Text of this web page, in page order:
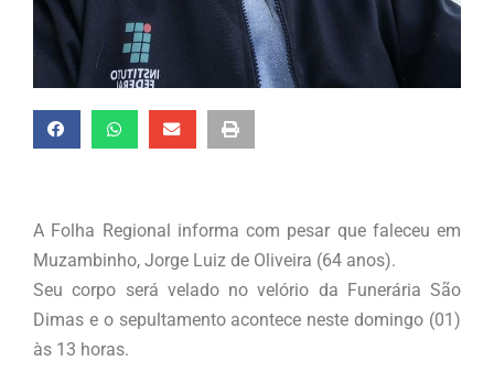
A Folha Regional informa com pesar que faleceu em
Muzambinho, Jorge Luiz de Oliveira (64 anos).
Seu corpo será velado no velório da Funerária São
Dimas e o sepultamento acontece neste domingo (01)
às 13 horas.